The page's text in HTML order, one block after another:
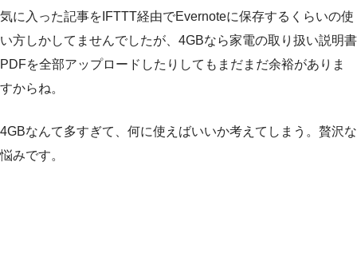
気に入った記事をIFTTT経由でEvernoteに保存するくらいの使
い方しかしてませんでしたが、4GBなら家電の取り扱い説明書
PDFを全部アップロードしたりしてもまだまだ余裕がありま
すからね。
4GBなんて多すぎて、何に使えばいいか考えてしまう。贅沢な
悩みです。